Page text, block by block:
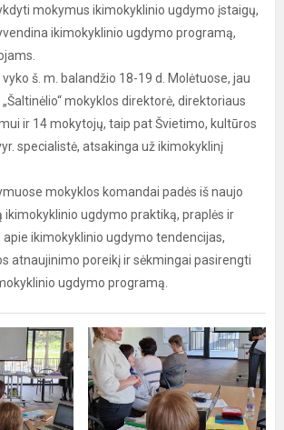
mokymus ikimokyklinio ugdymo įstaigų,
ikimokyklinio ugdymo programą,
š. m. balandžio 18-19 d. Molėtuose, jau
mokyklos direktorė, direktoriaus
ir 14 mokytojų, taip pat Švietimo, kultūros
specialistė, atsakinga už ikimokyklinį
mokyklos komandai padės iš naujo
ikimokyklinio ugdymo praktiką, praplės ir
ikimokyklinio ugdymo tendencijas,
atnaujinimo poreikį ir sėkmingai pasirengti
ugdymo programą.